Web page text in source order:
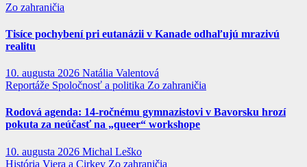
Zo zahraničia
Tisíce pochybení pri eutanázii v Kanade odhaľujú mrazivú
realitu
10. augusta 2026 Natália Valentová
Reportáže Spoločnosť a politika Zo zahraničia
Rodová agenda: 14-ročnému gymnazistovi v Bavorsku hrozí
pokuta za neúčasť na „queer“ workshope
10. augusta 2026 Michal Leško
História Viera a Cirkev Zo zahraničia